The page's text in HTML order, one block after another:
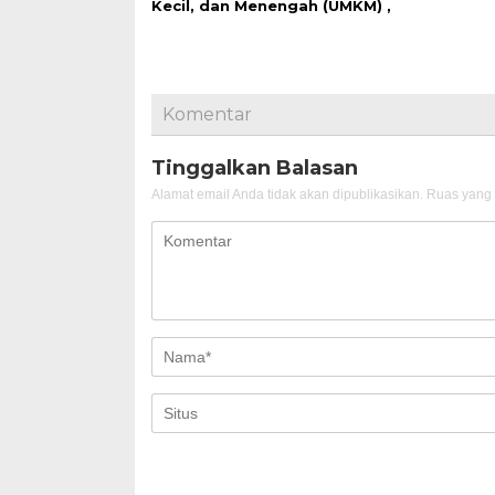
Kecil, dan Menengah (UMKM) ,
Komentar
Tinggalkan Balasan
Alamat email Anda tidak akan dipublikasikan. Ruas